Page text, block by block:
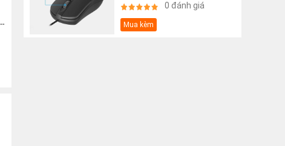
0 đánh giá
Mua kèm